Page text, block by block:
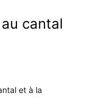
cantal
et à la